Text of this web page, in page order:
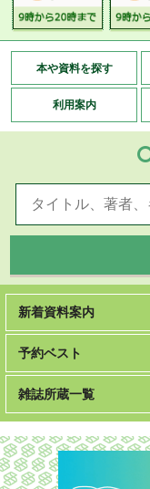
本や資料を探す
利用案内
新着資料案内
予約ベスト
雑誌所蔵一覧